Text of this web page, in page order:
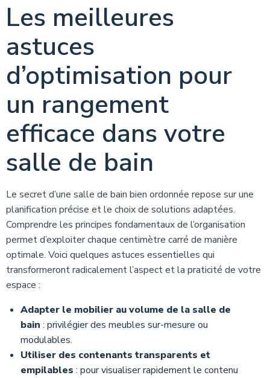
Les meilleures
astuces
d’optimisation pour
un rangement
efficace dans votre
salle de bain
Le secret d’une salle de bain bien ordonnée repose sur une
planification précise et le choix de solutions adaptées.
Comprendre les principes fondamentaux de l’organisation
permet d’exploiter chaque centimètre carré de manière
optimale. Voici quelques astuces essentielles qui
transformeront radicalement l’aspect et la praticité de votre
espace :
Adapter le mobilier au volume de la salle de
bain : privilégier des meubles sur-mesure ou
modulables.
Utiliser des contenants transparents et
empilables : pour visualiser rapidement le contenu